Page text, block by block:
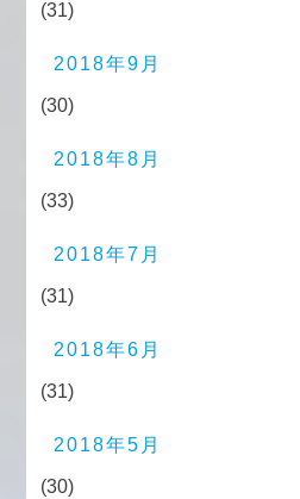
(31)
2018年9月
(30)
2018年8月
(33)
2018年7月
(31)
2018年6月
(31)
2018年5月
(30)